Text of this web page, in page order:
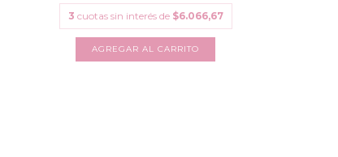
3 cuotas sin interés de $6.066,67